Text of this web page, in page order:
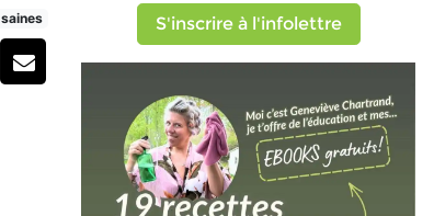
nocives
Courriel
S'inscrire à l'infolettre